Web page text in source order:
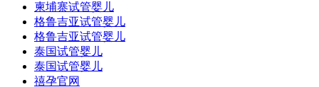
柬埔寨试管婴儿
格鲁吉亚试管婴儿
格鲁吉亚试管婴儿
泰国试管婴儿
泰国试管婴儿
禧孕官网